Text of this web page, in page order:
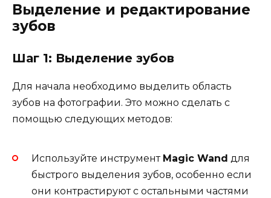
Выделение и редактирование
зубов
Шаг 1: Выделение зубов
Для начала необходимо выделить область
зубов на фотографии. Это можно сделать с
помощью следующих методов:
Используйте инструмент Magic Wand для
быстрого выделения зубов, особенно если
они контрастируют с остальными частями